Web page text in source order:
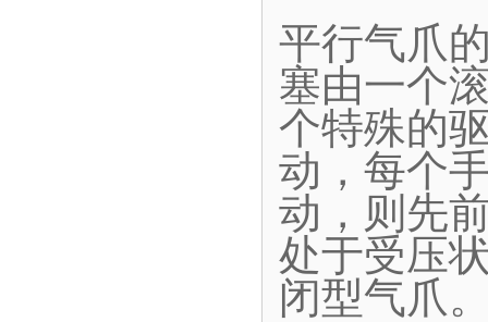
平行气爪
塞由一个
个特殊的
动，每个
动，则先
处于受压
闭型气爪